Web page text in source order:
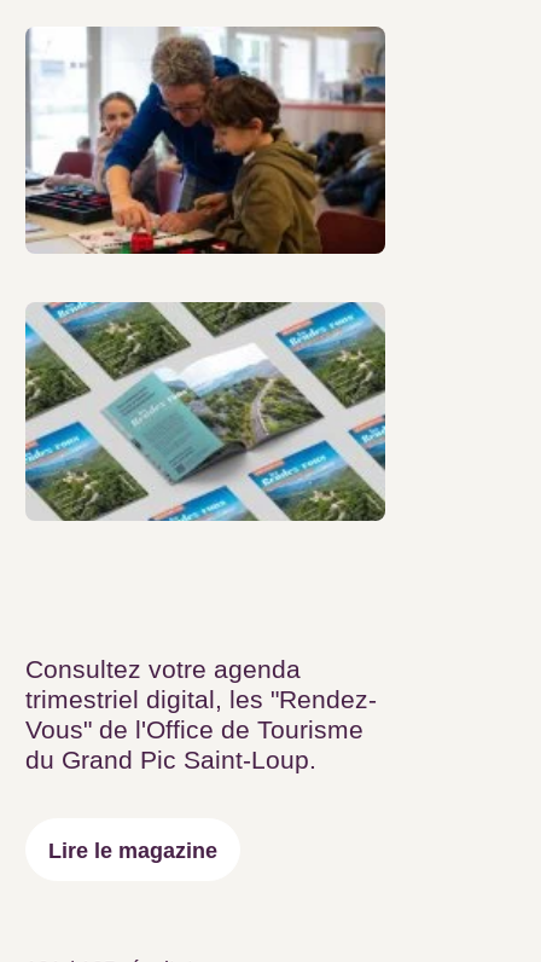
Découvrez le magazine
Vous" de l'Office de Tourisme du
Grand Pic Saint-Loup.